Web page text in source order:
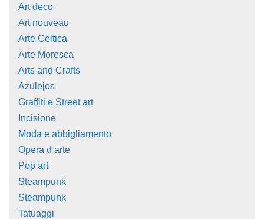
Art deco
Art nouveau
Arte Celtica
Arte Moresca
Arts and Crafts
Azulejos
Graffiti e Street art
Incisione
Moda e abbigliamento
Opera d arte
Pop art
Steampunk
Steampunk
Tatuaggi